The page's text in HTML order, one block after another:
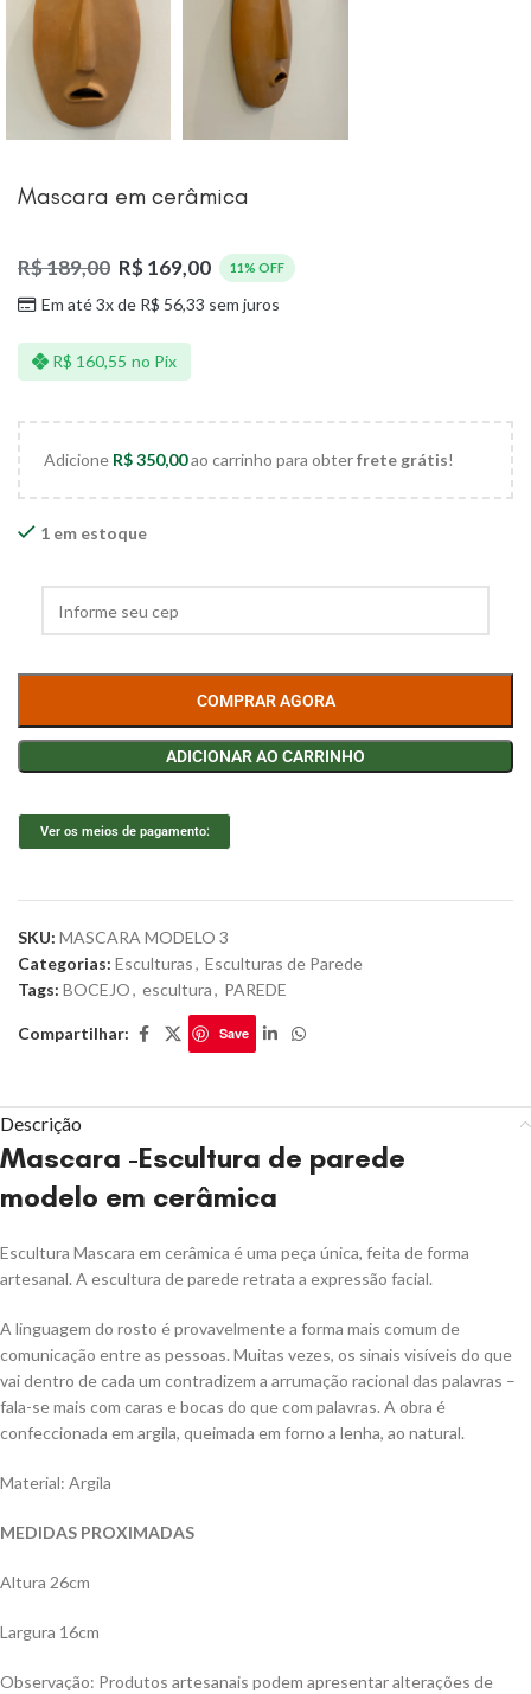
Mascara em cerâmica
R$189,00 R$169,00 11% OFF
Em até 3x de R$ 56,33 sem juros
R$ 160,55 no Pix
Adicione R$350,00ao carrinho para obterfrete grátis!
1 em estoque
ADICIONAR AO CARRINHO
COMPRAR AGORA
Ver os meios de pagamento:
SKU: MASCARA MODELO 3
Categorias: Esculturas, Esculturas de Parede
Tags: BOCEJO, escultura, PAREDE
Compartilhar: Save
Descrição
Mascara -Escultura de parede
modelo em cerâmica
Escultura Mascara em cerâmica é uma peça única, feita de forma
artesanal. A escultura de parede retrata a expressão facial.
A linguagem do rosto é provavelmente a forma mais comum de
comunicação entre as pessoas. Muitas vezes, os sinais visíveis do que
vai dentro de cada um contradizem a arrumação racional das palavras –
fala-se mais com caras e bocas do que com palavras. A obra é
confeccionada em argila, queimada em forno a lenha, ao natural.
Material: Argila
MEDIDAS PROXIMADAS
Altura 26cm
Largura 16cm
Observação: Produtos artesanais podem apresentar alterações de